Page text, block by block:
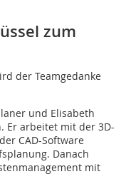
zum
der Teamgedanke
und Elisabeth
Er arbeitet mit der 3D-
CAD-Software
Danach
mit